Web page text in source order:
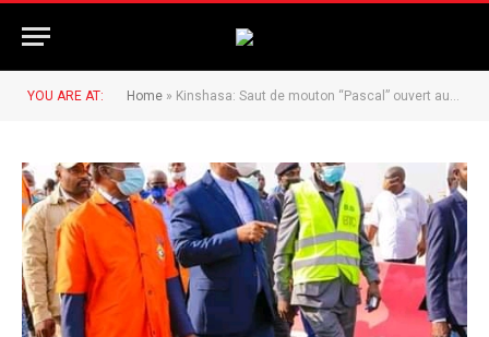
YOU ARE AT: Home » Kinshasa: Saut de mouton “Pascal” ouvert au public.